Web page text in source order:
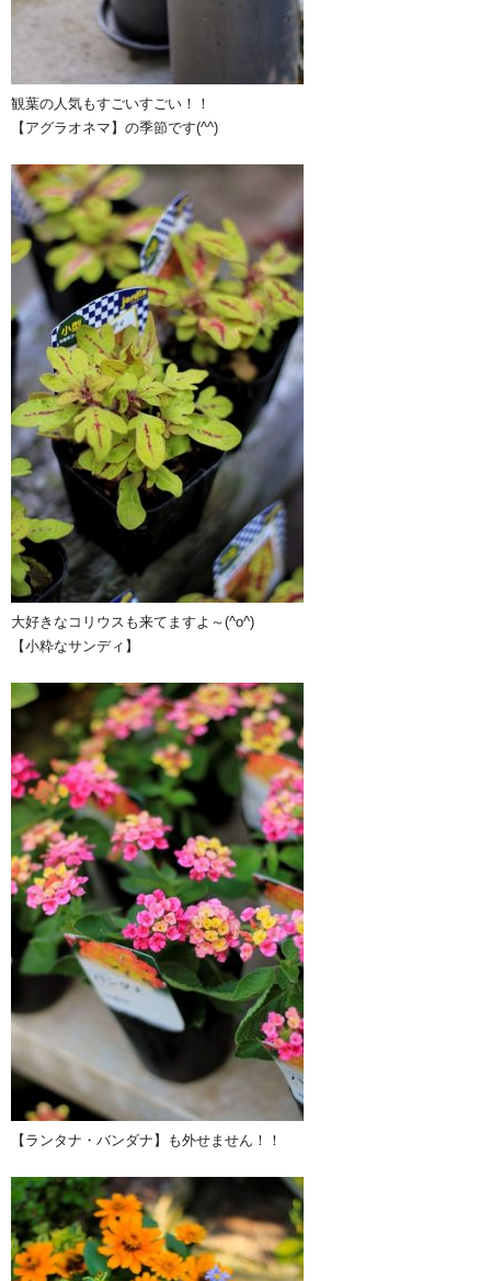
観葉の人気もすごいすごい！！
【アグラオネマ】の季節です(^^)
大好きなコリウスも来てますよ～(^o^)
【小粋なサンディ】
【ランタナ・バンダナ】も外せません！！